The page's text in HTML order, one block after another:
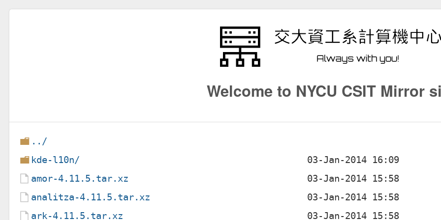
Welcome to NYCU CSIT Mirror
../
kde-l10n/
amor-4.11.5.tar.xz
analitza-4.11.5.tar.xz
ark-4.11.5.tar.xz